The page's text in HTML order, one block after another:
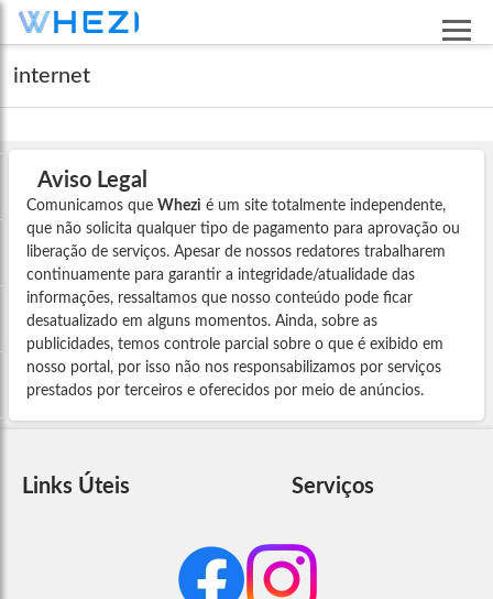
internet
Aviso Legal
Comunicamos que Whezi é um site totalmente independente,
que não solicita qualquer tipo de pagamento para aprovação ou
liberação de serviços. Apesar de nossos redatores trabalharem
continuamente para garantir a integridade/atualidade das
informações, ressaltamos que nosso conteúdo pode ficar
desatualizado em alguns momentos. Ainda, sobre as
publicidades, temos controle parcial sobre o que é exibido em
nosso portal, por isso não nos responsabilizamos por serviços
prestados por terceiros e oferecidos por meio de anúncios.
Links Úteis Serviços